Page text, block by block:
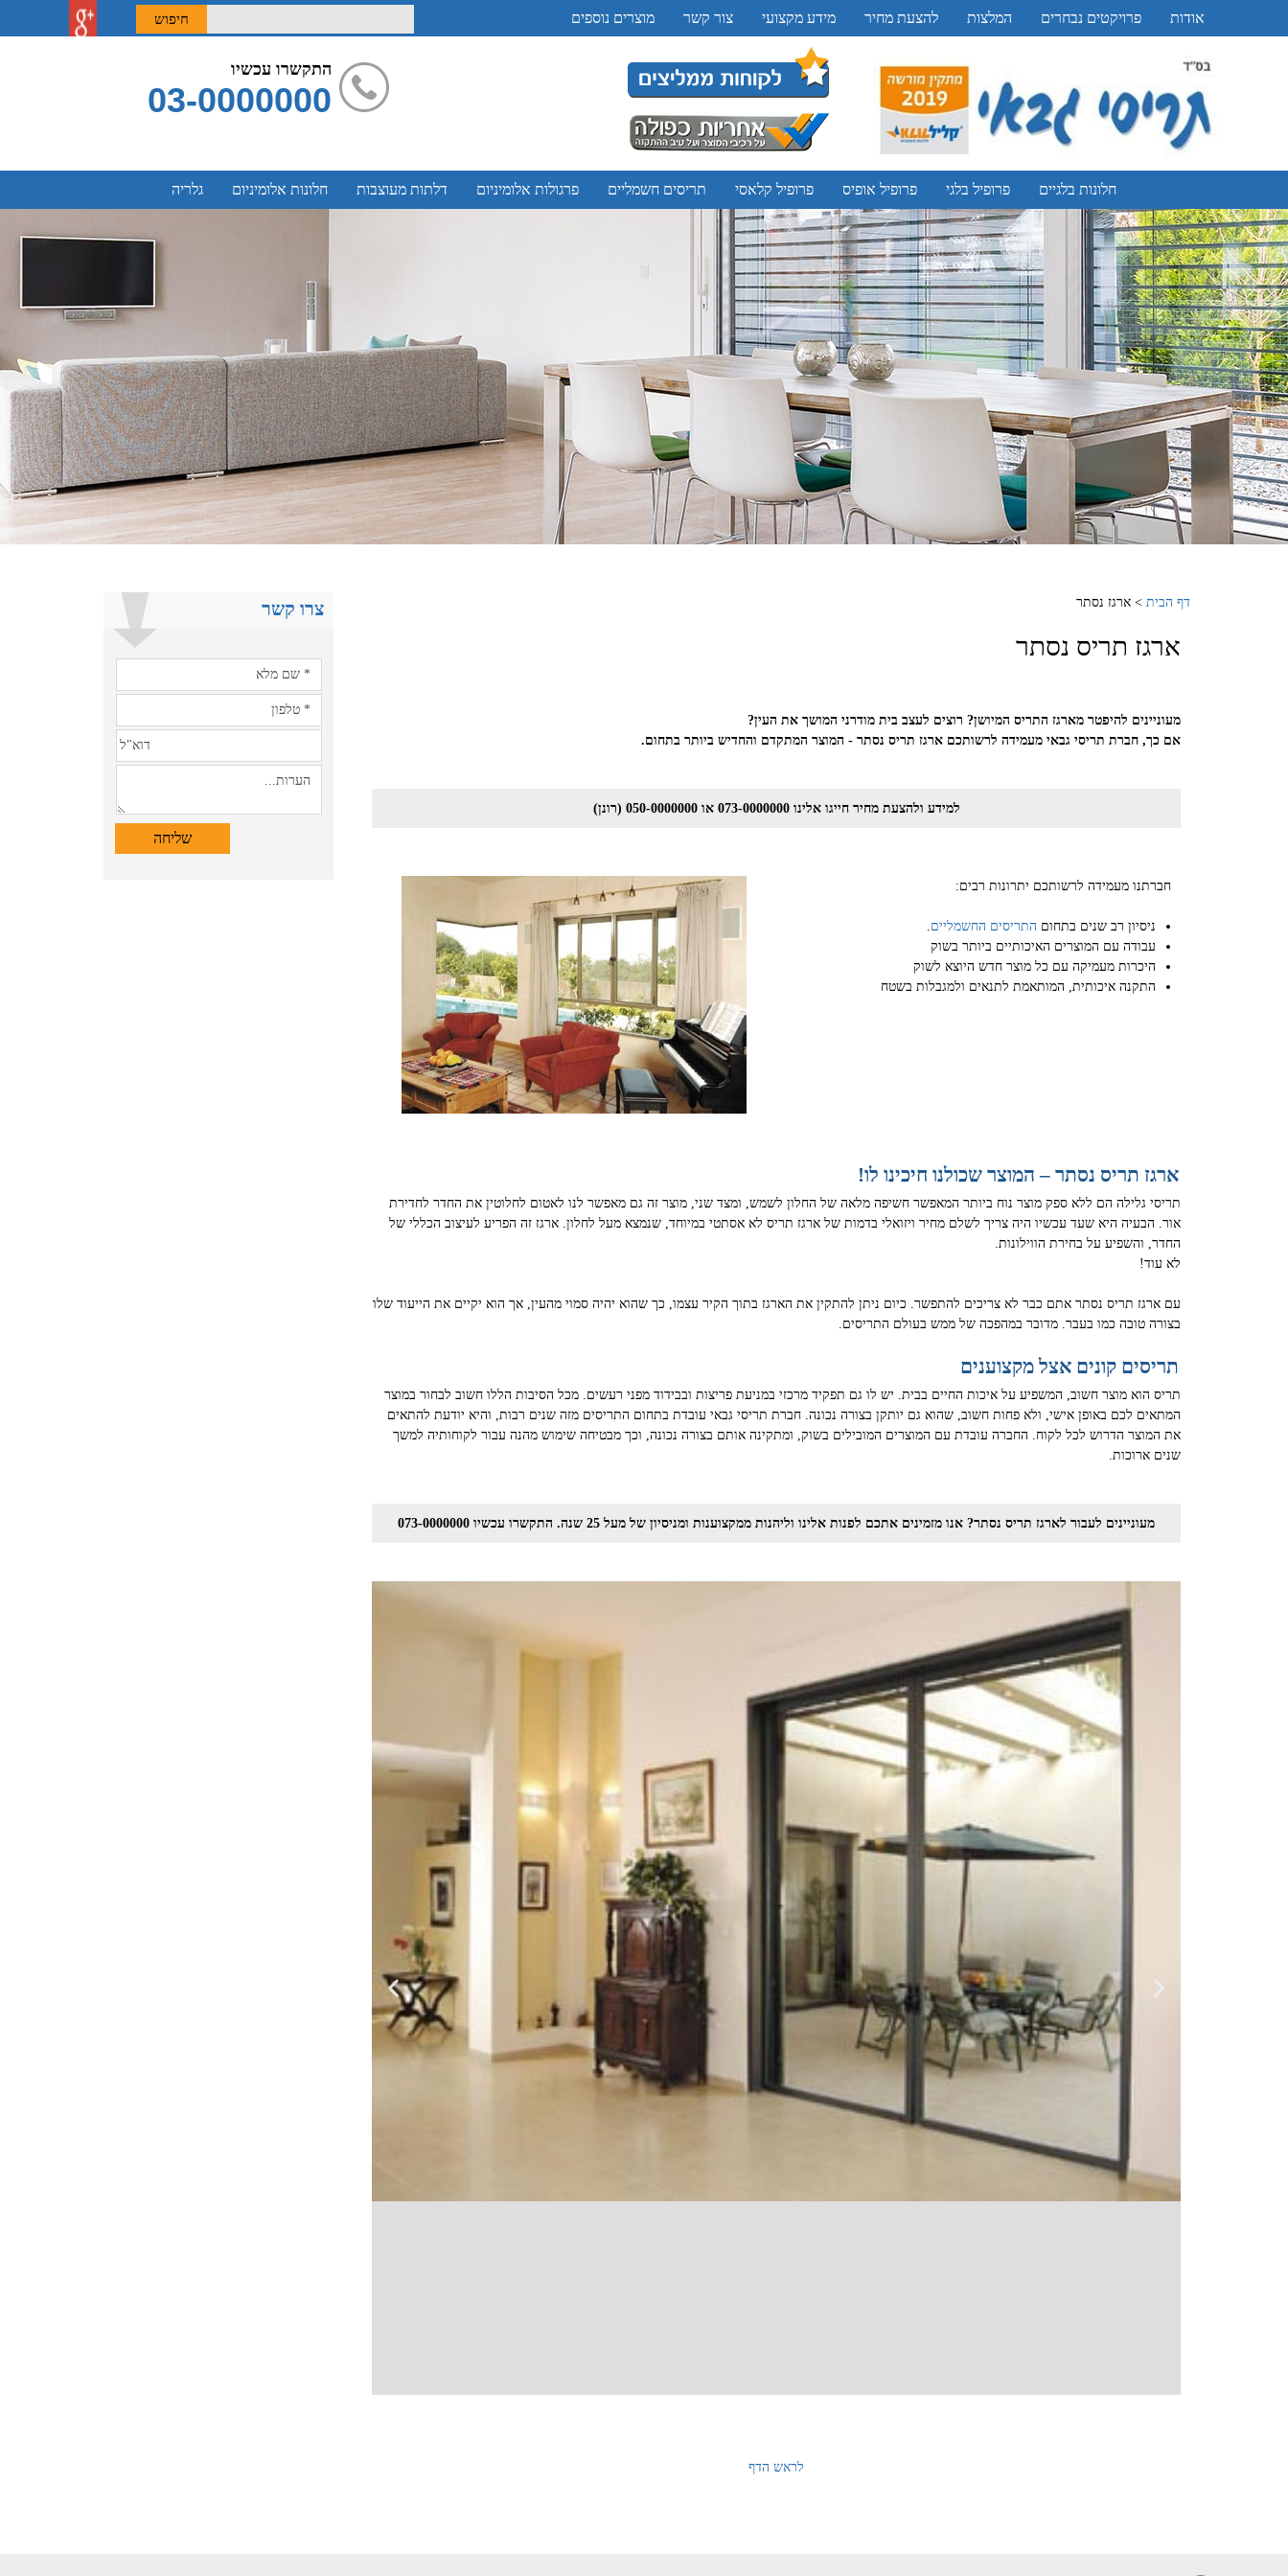
חיפוש אודות פרויקטים נבחרים המלצות להצעת מחיר מידע מקצועי צור קשר מוצרים נוספים
התקשרו עכשיו
03-0000000
חלונות בלגיים פרופיל בלגי פרופיל אופיס פרופיל קלאסי תריסים חשמליים פרגולות אלומיניום דלתות מעוצבות חלונות אלומיניום גלריה
דף הבית > ארגז נסתר
ארגז תריס נסתר
מעוניינים להיפטר מארגז התריס המיושן? רוצים לעצב בית מודרני המושך את העין?
אם כך, חברת תריסי גבאי מעמידה לרשותכם ארגז תריס נסתר - המוצר המתקדם והחדיש ביותר בתחום.
למידע ולהצעת מחיר חייגו אלינו 073-0000000 או 050-0000000 (רונן)
חברתנו מעמידה לרשותכם יתרונות רבים:
ניסיון רב שנים בתחום התריסים החשמליים.
עבודה עם המוצרים האיכותיים ביותר בשוק
היכרות מעמיקה עם כל מוצר חדש היוצא לשוק
התקנה איכותית, המותאמת לתנאים ולמגבלות בשטח
ארגז תריס נסתר – המוצר שכולנו חיכינו לו!
תריסי גלילה הם ללא ספק מוצר נוח ביותר המאפשר חשיפה מלאה של החלון לשמש, ומצד שני, מוצר זה גם מאפשר לנו לאטום לחלוטין את החדר לחדירת
אור. הבעיה היא שעד עכשיו היה צריך לשלם מחיר ויזואלי בדמות של ארגז תריס לא אסתטי במיוחד, שנמצא מעל לחלון. ארגז זה הפריע לעיצוב הכללי של
החדר, והשפיע על בחירת הווילונות.
לא עוד!
עם ארגז תריס נסתר אתם כבר לא צריכים להתפשר. כיום ניתן להתקין את הארגז בתוך הקיר עצמו, כך שהוא יהיה סמוי מהעין, אך הוא יקיים את הייעוד שלו
בצורה טובה כמו בעבר. מדובר במהפכה של ממש בעולם התריסים.
תריסים קונים אצל מקצוענים
תריס הוא מוצר חשוב, המשפיע על איכות החיים בבית. יש לו גם תפקיד מרכזי במניעת פריצות ובבידוד מפני רעשים. מכל הסיבות הללו חשוב לבחור במוצר
המתאים לכם באופן אישי, ולא פחות חשוב, שהוא גם יותקן בצורה נכונה. חברת תריסי גבאי עובדת בתחום התריסים מזה שנים רבות, והיא יודעת להתאים
את המוצר הדרוש לכל לקוח. החברה עובדת עם המוצרים המובילים בשוק, ומתקינה אותם בצורה נכונה, וכך מבטיחה שימוש מהנה עבור לקוחותיה למשך
שנים ארוכות.
מעוניינים לעבור לארגז תריס נסתר? אנו מזמינים אתכם לפנות אלינו וליהנות ממקצוענות ומניסיון של מעל 25 שנה. התקשרו עכשיו 073-0000000
לראש הדף
צרו קשר